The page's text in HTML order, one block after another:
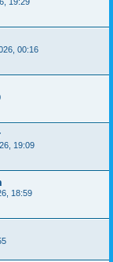
00:16
19:09
18:59